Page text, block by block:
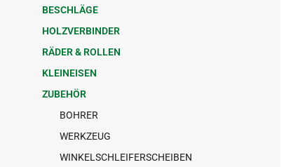
BESCHLÄGE
HOLZVERBINDER
RÄDER & ROLLEN
KLEINEISEN
ZUBEHÖR
BOHRER
WERKZEUG
WINKELSCHLEIFERSCHEIBEN